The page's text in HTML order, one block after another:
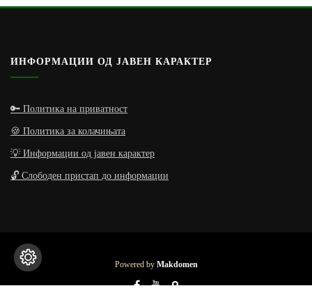
ИНФОРМАЦИИ ОД ЈАВЕН КАРАКТЕР
🔑 Политика на приватност
🍪 Политика за колачињата
💡 Информации од јавен карактер
🔓 Слободен пристап до информации
Powered by Makdomen